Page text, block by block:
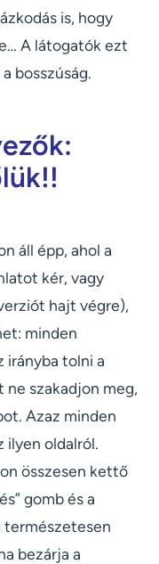
is, hogy
A látogatók ezt
bosszúság.
áll épp, ahol a
kér, vagy
hajt végre),
minden
irányba tolni a
ne szakadjon meg,
Azaz minden
ilyen oldalról.
összesen kettő
gomb és a
természetesen
bezárja a